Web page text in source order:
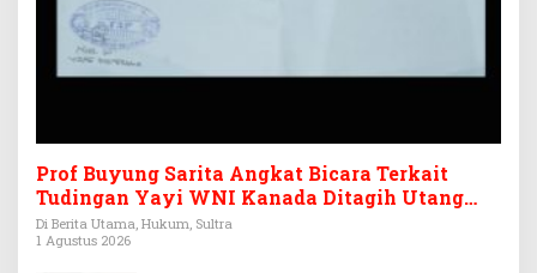
Prof Buyung Sarita Angkat Bicara Terkait
Tudingan Yayi WNI Kanada Ditagih Utang
Rp3,6 Miliar
Di Berita Utama, Hukum, Sultra
1 Agustus 2026